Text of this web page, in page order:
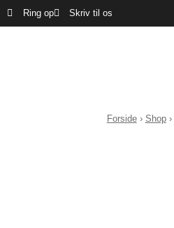
Ring op Skriv til os
Forside› Shop›